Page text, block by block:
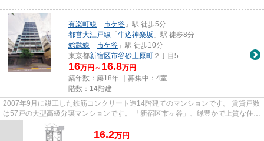
有楽町線 「 市ケ谷 」駅 徒歩5分
都営大江戸線 「 牛込神楽坂 」駅 徒歩8分
総武線 「 市ケ谷 」駅 徒歩10分
東京都新宿区市谷砂土原町 ２丁目5
16万円～ 16.8万円
築年数：築18年 ｜募集中： 4室
階数：14階建
2007年9月に竣工した鉄筋コンクリート造14階建てのマンションです。 賃貸戸数
は57戸の大型高級分譲マンションです。 「新宿区市ヶ谷」、緑豊かで上質な住空
間。主要エリアにダイレクト...
16.2万円